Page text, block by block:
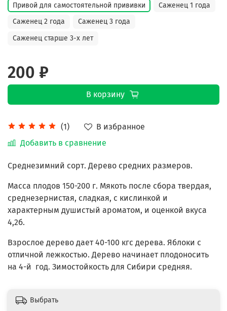
(1)
В избранное
Добавить в сравнение
Привой для самостоятельной прививки
Саженец 1 года
Саженец 2 года
Саженец 3 года
Саженец старше 3-х лет
200 ₽
В корзину
Среднезимний сорт. Дерево средних размеров.
Масса плодов 150-200 г. Мякоть после сбора твердая,
среднезернистая, сладкая, с кислинкой и
характерным душистый ароматом, и оценкой вкуса
4,2б.
Взрослое дерево дает 40-100 кгс дерева. Яблоки с
отличной лежкостью. Дерево начинает плодоносить
на 4-й год. Зимостойкость для Сибири средняя.
Выбрать